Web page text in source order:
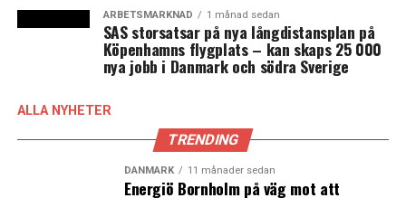
ARBETSMARKNAD 1 månad sedan
SAS storsatsar på nya långdistansplan på
Köpenhamns flygplats – kan skaps 25 000
nya jobb i Danmark och södra Sverige
ALLA NYHETER
TRENDING
DANMARK 11 månader sedan
Energiö Bornholm på väg mot att